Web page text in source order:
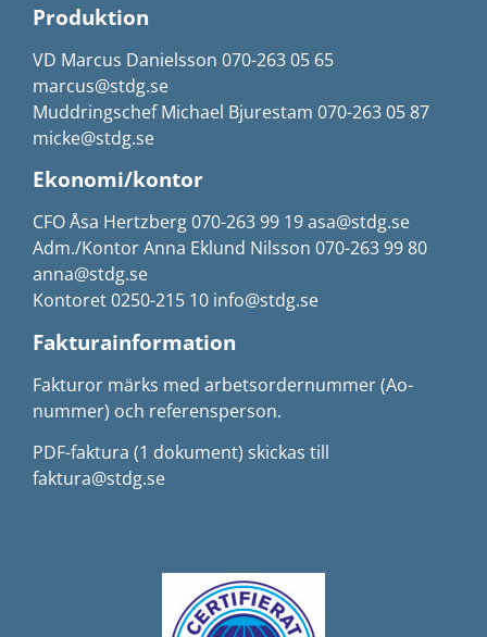
Produktion
VD Marcus Danielsson 070-263 05 65
marcus@stdg.se
Muddringschef Michael Bjurestam 070-263 05 87
micke@stdg.se
Ekonomi/kontor
CFO Åsa Hertzberg 070-263 99 19 asa@stdg.se
Adm./Kontor Anna Eklund Nilsson 070-263 99 80
anna@stdg.se
Kontoret 0250-215 10 info@stdg.se
Fakturainformation
Fakturor märks med arbetsordernummer (Ao-
nummer) och referensperson.
PDF-faktura (1 dokument) skickas till
faktura@stdg.se